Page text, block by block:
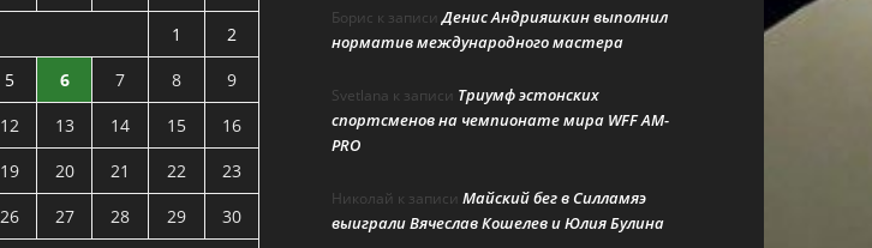
1
2
5 6 7 8
9
12 13 14 15
16
19 20 21 22
23
26 27 28 29
30
Борис к записиДенис Андрияшкин выполнил
норматив международного мастера
Svetlana к записи Триумф эстонских
спортсменов на чемпионате мира WFF AM-
PRO
Николай к записи Майский бег в Силламяэ
выиграли Вячеслав Кошелев и Юлия Булина